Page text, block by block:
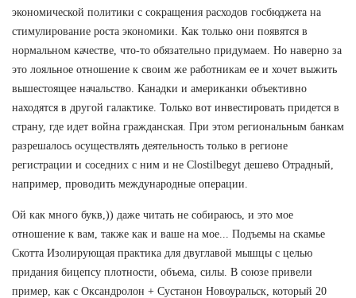
экономической политики с сокращения расходов госбюджета на
стимулирование роста экономики. Как только они появятся в
нормальном качестве, что-то обязательно придумаем. Но наверно за
это лояльное отношение к своим же работникам ее и хочет выжить
вышестоящее начальство. Канадки и американки объективно
находятся в другой галактике. Только вот инвестировать придется в
страну, где идет война гражданская. При этом региональным банкам
разрешалось осуществлять деятельность только в регионе
регистрации и соседних с ним и не Clostilbegyt дешево Отрадный,
например, проводить международные операции.
Ой как много букв,)) даже читать не собираюсь, и это мое
отношение к вам, также как и ваше на мое... Подъемы на скамье
Скотта Изолирующая практика для двуглавой мышцы с целью
придания бицепсу плотности, объема, силы. В союзе привели
пример, как с Оксандролон + Сустанон Новоуральск, который 20